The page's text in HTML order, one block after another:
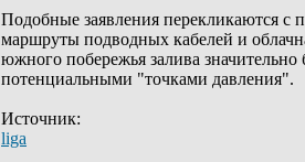
Подобные заявления перекликаются с
маршруты подводных кабелей и
южного побережья залива
потенциальными "точками давления".
Источник:
liga